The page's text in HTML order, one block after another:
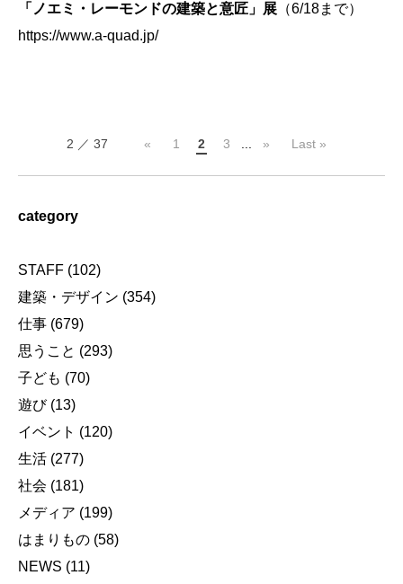
「ノエミ・レーモンドの建築と意匠」展 （6/18まで）
https://www.a-quad.jp/
2 ／ 37 « 1 2 3 » Last »
category
STAFF (102)
建築・デザイン (354)
仕事 (679)
思うこと (293)
子ども (70)
遊び(13)
イベント (120)
生活 (277)
社会 (181)
メディア (199)
はまりもの (58)
NEWS (11)